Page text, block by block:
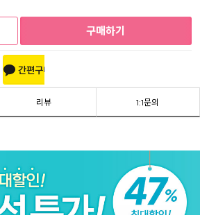
구매하기
리뷰 1:1문의